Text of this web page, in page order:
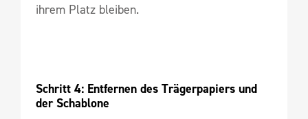
ihrem Platz bleiben.
Schritt 4: Entfernen des Trägerpapiers und
der Schablone